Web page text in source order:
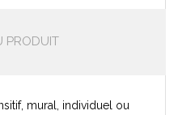
PRODUIT
mural, individuel ou